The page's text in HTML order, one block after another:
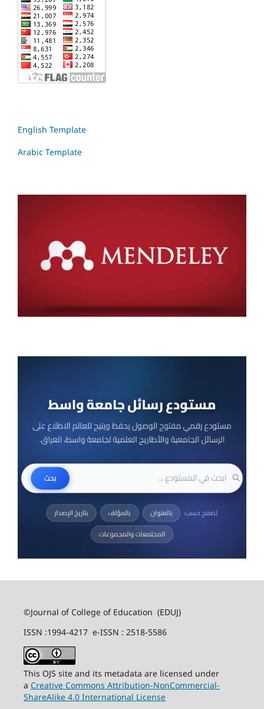
English Template
Arabic Template
©Journal of College of Education (EDUJ)
ISSN :1994-4217 e-ISSN : 2518-5586
This OJS site and its metadata are licensed under
a Creative Commons Attribution-NonCommercial-
ShareAlike 4.0 International License